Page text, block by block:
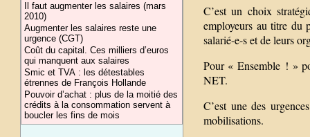
Il faut augmenter les salaires (mars
2010)
Augmenter les salaires reste une
urgence (CGT)
Coût du capital. Ces milliers d’euros
qui manquent aux salaires
Smic et TVA : les détestables
étrennes de François Hollande
Pouvoir d’achat : plus de la moitié des
crédits à la consommation servent à
boucler les fins de mois
C’est un choix
employeurs au titre du
salarié-e-s et de leurs
Pour « Ensemble ! »
NET.
C’est une des
mobilisations.